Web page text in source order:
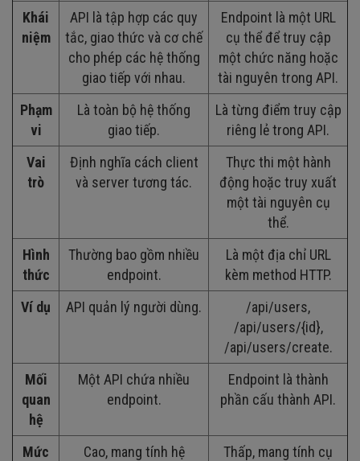
Khái
niệm
API là tập hợp các quy
tắc, giao thức và cơ chế
cho phép các hệ thống
giao tiếp với nhau.
Endpoint là một URL
cụ thể để truy cập
một chức năng hoặc
tài nguyên trong API.
Phạm
vi
Là toàn bộ hệ thống
giao tiếp.
Là từng điểm truy cập
riêng lẻ trong API.
Vai
trò
Định nghĩa cách client
và server tương tác.
Thực thi một hành
động hoặc truy xuất
một tài nguyên cụ
thể.
Hình
thức
Thường bao gồm nhiều
endpoint.
Là một địa chỉ URL
kèm method HTTP.
Ví dụ
API quản lý người dùng.
/api/users,
/api/users/{id},
/api/users/create.
Mối
quan
hệ
Một API chứa nhiều
endpoint.
Endpoint là thành
phần cấu thành API.
Mức
Cao, mang tính hệ
Thấp, mang tính cụ